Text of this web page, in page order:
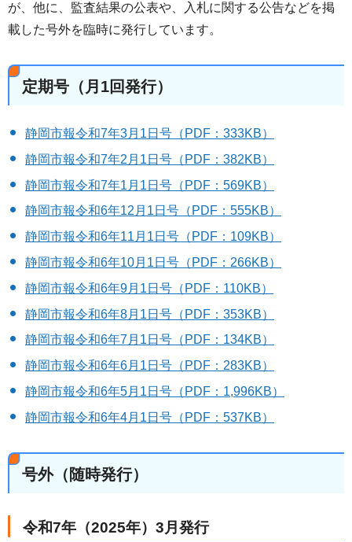
が、他に、監査結果の公表や、入札に関する公告などを掲
載した号外を臨時に発行しています。
定期号（月1回発行）
静岡市報令和7年3月1日号（PDF：333KB）
静岡市報令和7年2月1日号（PDF：382KB）
静岡市報令和7年1月1日号（PDF：569KB）
静岡市報令和6年12月1日号（PDF：555KB）
静岡市報令和6年11月1日号（PDF：109KB）
静岡市報令和6年10月1日号（PDF：266KB）
静岡市報令和6年9月1日号（PDF：110KB）
静岡市報令和6年8月1日号（PDF：353KB）
静岡市報令和6年7月1日号（PDF：134KB）
静岡市報令和6年6月1日号（PDF：283KB）
静岡市報令和6年5月1日号（PDF：1,996KB）
静岡市報令和6年4月1日号（PDF：537KB）
号外（随時発行）
令和7年（2025年）3月発行